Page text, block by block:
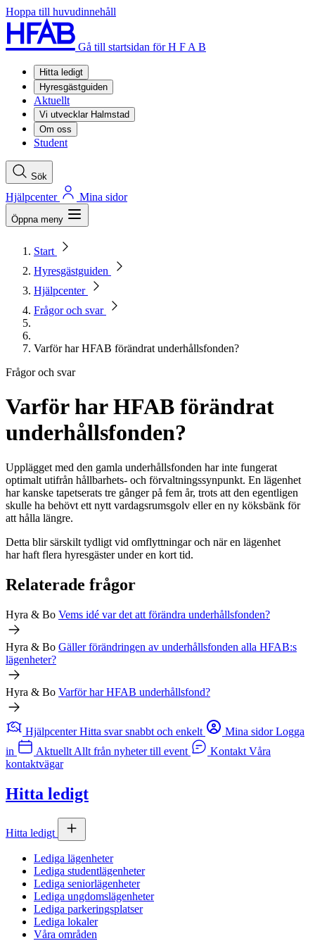
Hoppa till huvudinnehåll
Gå till startsidan för H F A B
Hitta ledigt
Hyresgästguiden
Aktuellt
Vi utvecklar Halmstad
Om oss
Student
Sök
Hjälpcenter Mina sidor
Öppna meny
Start
Hyresgästguiden
Hjälpcenter
Frågor och svar
Varför harHFAB förändrat underhållsfonden?
Frågor och svar
Varför harHFAB förändrat
underhållsfonden?
Upplägget med den gamla underhållsfonden har inte fungerat
optimalt utifrån hållbarhets- och förvaltningssynpunkt. En lägenhet
har kanske tapetserats tre gånger på fem år, trots att den egentligen
skulle ha behövt ett nytt vardagsrumsgolv eller en ny köksbänk för
att hålla längre.
Detta blir särskilt tydligt vid omflyttningar och när en lägenhet
har haft flera hyresgäster under en kort tid.
Relaterade frågor
Hyra & Bo Vems idé var det att förändra underhållsfonden?
Hyra & Bo Gäller förändringen av underhållsfonden alla HFAB:s
lägenheter?
Hyra & Bo Varför harHFAB underhållsfond?
Hjälpcenter Hitta svar snabbt och enkelt Mina sidor Logga
in
Aktuellt Allt från nyheter till event Kontakt Våra
kontaktvägar
Hitta ledigt
Hitta ledigt
Lediga lägenheter
Lediga studentlägenheter
Lediga seniorlägenheter
Lediga ungdomslägenheter
Lediga parkeringsplatser
Lediga lokaler
Våra områden